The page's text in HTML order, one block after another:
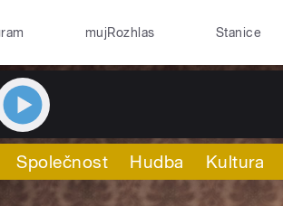
mujRozhlas Stanice
Společnost Hudba Kultura